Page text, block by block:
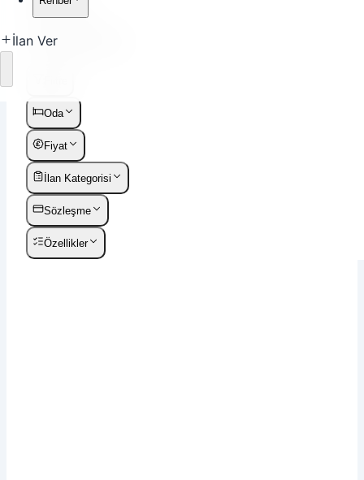
İlan Ver
Sırala
Liste
Oda
Fiyat
İlan Kategorisi
Sözleşme
Özellikler